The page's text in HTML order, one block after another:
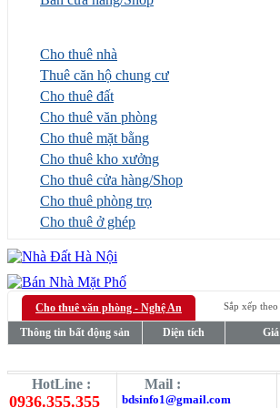
Nhà đất cho thuê
Cho thuê nhà
Thuê căn hộ chung cư
Cho thuê đất
Cho thuê văn phòng
Cho thuê mặt bằng
Cho thuê kho xưởng
Cho thuê cửa hàng/Shop
Cho thuê phòng trọ
Cho thuê ở ghép
Cho thuê văn phòng - Nghệ An Sắp xếp theo
Thông tin bất động sản Diện tích Giá
HotLine :
0936.355.355
Mail :
bdsinfo1@gmail.com